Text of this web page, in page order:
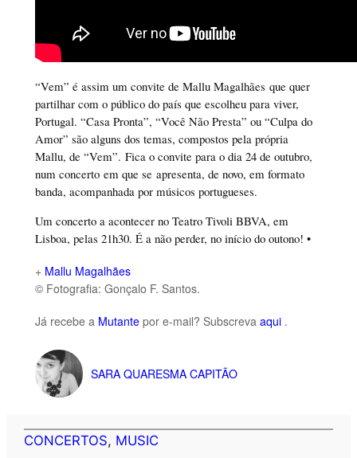
“Vem” é assim um convite de Mallu Magalhães que quer
partilhar com o público do país que escolheu para viver,
Portugal. “Casa Pronta”, “Você Não Presta” ou “Culpa do
Amor” são alguns dos temas, compostos pela própria
Mallu, de “Vem”. Fica o convite para o dia 24 de outubro,
num concerto em que se apresenta, de novo, em formato
banda, acompanhada por músicos portugueses.
Um concerto a acontecer no Teatro Tivoli BBVA, em
Lisboa, pelas 21h30. É a não perder, no início do outono! •
+ Mallu Magalhães
© Fotografia: Gonçalo F. Santos.
Já recebe a Mutantepor e-mail? Subscreva aqui .
SARA QUARESMA CAPITÃO
CONCERTOS, MUSIC